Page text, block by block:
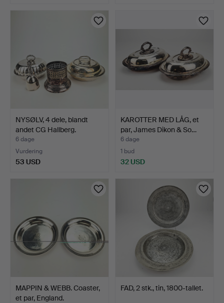
NYSØLV, 4 dele, blandt
andet CG Hallberg.
6 dage
Vurdering
53 USD
KAROTTER MED LÅG, et
par, James Dikon & So…
6 dage
1 bud
32 USD
MAPPIN & WEBB. Coaster,
et par, England.
FAD, 2 stk., tin, 1800-tallet.